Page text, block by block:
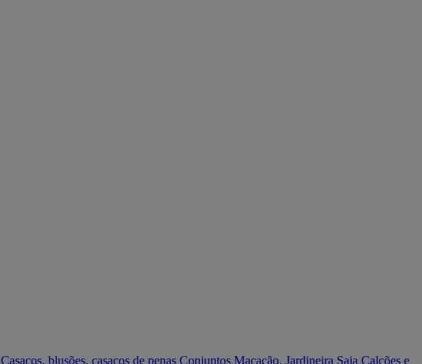
Casacos, blusões, casacos de penas Conjuntos Macacão, Jardineira Saia Calções e